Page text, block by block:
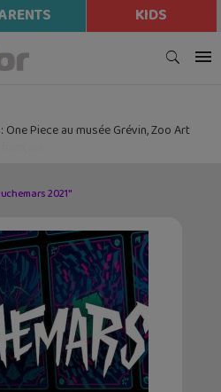
KIDS
Piece au musée Grévin, Zoo Art
2021"